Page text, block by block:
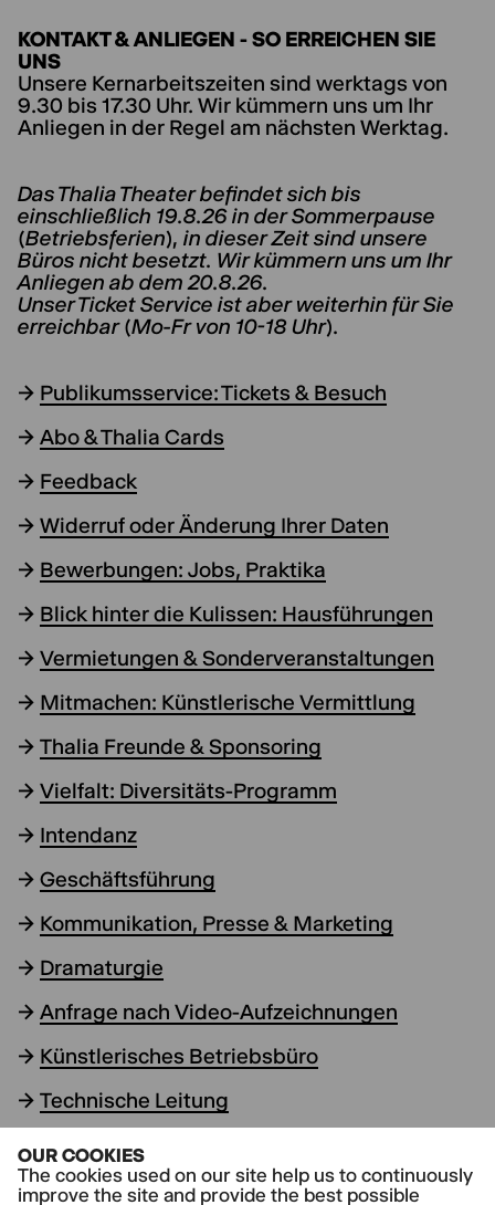
OUR COOKIES
The cookies used on our site help us to continuously
improve the site and provide the best possible
KONTAKT & ANLIEGEN - SO ERREICHEN SIE
UNS
Unsere Kernarbeitszeiten sind werktags von
9.30 bis 17.30 Uhr. Wir kümmern uns um Ihr
Anliegen in der Regel am nächsten Werktag.
Das Thalia Theater befindet sich bis
einschließlich 19.8.26 in der Sommerpause
(Betriebsferien), in dieser Zeit sind unsere
Büros nicht besetzt. Wir kümmern uns um Ihr
Anliegen ab dem 20.8.26.
Unser Ticket Service ist aber weiterhin für Sie
erreichbar (Mo-Fr von 10-18 Uhr).
→ Publikumsservice: Tickets & Besuch
→ Abo & Thalia Cards
→ Feedback
→ Widerruf oder Änderung Ihrer Daten
→ Bewerbungen: Jobs, Praktika
→ Blick hinter die Kulissen: Hausführungen
→ Vermietungen & Sonderveranstaltungen
→ Mitmachen: Künstlerische Vermittlung
→ Thalia Freunde & Sponsoring
→ Vielfalt: Diversitäts-Programm
→ Intendanz
→ Geschäftsführung
→ Kommunikation, Presse & Marketing
→ Dramaturgie
→ Anfrage nach Video-Aufzeichnungen
→ Künstlerisches Betriebsbüro
→ Technische Leitung
→Compliance
→Datenschutz